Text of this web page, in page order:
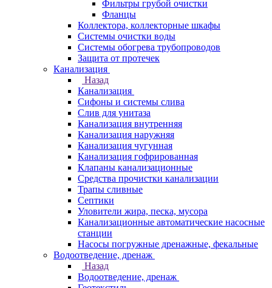
Фильтры грубой очистки
Фланцы
Коллектора, коллекторные шкафы
Системы очистки воды
Системы обогрева трубопроводов
Защита от протечек
Канализация
Назад
Канализация
Сифоны и системы слива
Слив для унитаза
Канализация внутренняя
Канализация наружняя
Канализация чугунная
Канализация гофрированная
Клапаны канализационные
Средства прочистки канализации
Трапы сливные
Септики
Уловители жира, песка, мусора
Канализационные автоматические насосные
станции
Насосы погружные дренажные, фекальные
Водоотведение, дренаж
Назад
Водоотведение, дренаж